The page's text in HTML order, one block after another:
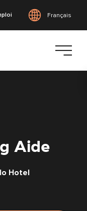
Français
Aide
Hotel